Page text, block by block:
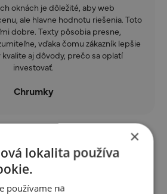
oknách je dôležité, aby web
ale hlavne hodnotu riešenia. Toto
dobre. Texty pôsobia presne,
vďaka čomu zákazník lepšie
aj dôvody, prečo sa oplatí
investovať.
Chrumky
×
lokalita používa
používame na